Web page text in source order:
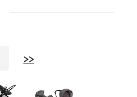
>>